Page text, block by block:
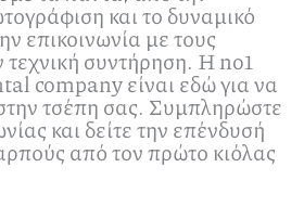
και το δυναμικό
επικοινωνία με τους
τεχνική συντήρηση. Η no1
company είναι εδώ για να
τσέπη σας. Συμπληρώστε
και δείτε την επένδυσή
από τον πρώτο κιόλας